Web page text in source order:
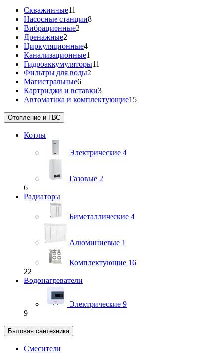
Скважинные11
Насосные станции8
Вибрационные2
Дренажные2
Циркуляционные4
Канализационные1
Гидроаккумуляторы11
Фильтры для воды2
Магистральные6
Картриджи и вставки3
Автоматика и комплектующие15
Отопление и ГВС
Котлы
Электрические 4
Газовые 2
6
Радиаторы
Биметаллические 4
Алюминиевые 1
Комплектующие 16
22
Водонагреватели
Электрические 9
9
Бытовая сантехника
Смесители